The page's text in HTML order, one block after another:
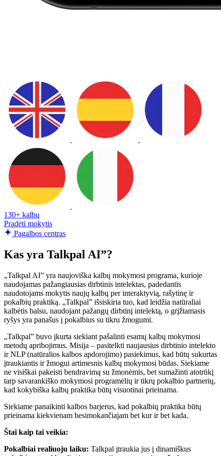
130+ kalbų
Pradėti mokytis
Pagalbos centras
Kas yra Talkpal AI”?
„Talkpal AI” yra naujoviška kalbų mokymosi programa, kurioje
naudojamas pažangiausias dirbtinis intelektas, padedantis
naudotojams mokytis naujų kalbų per interaktyvią, rašytinę ir
pokalbių praktiką. „Talkpal” išsiskiria tuo, kad leidžia natūraliai
kalbėtis balsu, naudojant pažangų dirbtinį intelektą, o grįžtamasis
ryšys yra panašus į pokalbius su tikru žmogumi.
„Talkpal” buvo įkurta siekiant pašalinti esamų kalbų mokymosi
metodų apribojimus. Misija – pasitelkti naujausius dirbtinio intelekto
ir NLP (natūralios kalbos apdorojimo) pasiekimus, kad būtų sukurtas
įtraukiantis ir žmogui artimesnis kalbų mokymosi būdas. Siekiame
ne visiškai pakeisti bendravimą su žmonėmis, bet sumažinti atotrūkį
tarp savarankiško mokymosi programėlių ir tikrų pokalbio partnerių,
kad kokybiška kalbų praktika būtų visuotinai prieinama.
Siekiame panaikinti kalbos barjerus, kad pokalbių praktika būtų
prieinama kiekvienam besimokančiajam bet kur ir bet kada.
Štai kaip tai veikia:
Pokalbiai realiuoju laiku: Talkpal įtraukia jus į dinamiškus